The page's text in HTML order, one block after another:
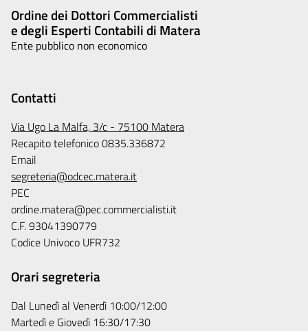
Ordine dei Dottori Commercialisti
e degli Esperti Contabili di Matera
Ente pubblico non economico
Contatti
Via Ugo La Malfa, 3/c - 75100 Matera
Recapito telefonico 0835.336872
Email
segreteria@odcec.matera.it
PEC
ordine.matera@pec.commercialisti.it
C.F. 93041390779
Codice Univoco UFR732
Orari segreteria
Dal Lunedì al Venerdì 10:00/12:00
Martedì e Giovedì 16:30/17:30